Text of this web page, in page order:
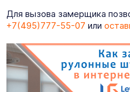
Для вызова замерщика
+7(495)777-55-07 или